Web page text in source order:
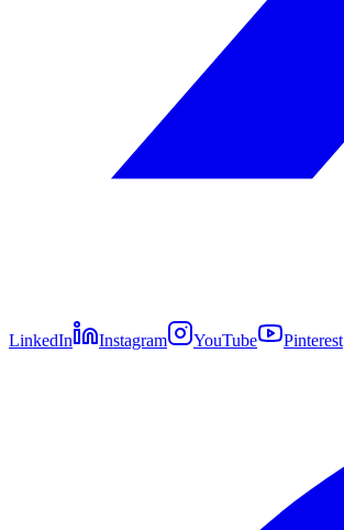
LinkedIn Instagram YouTube Pinterest